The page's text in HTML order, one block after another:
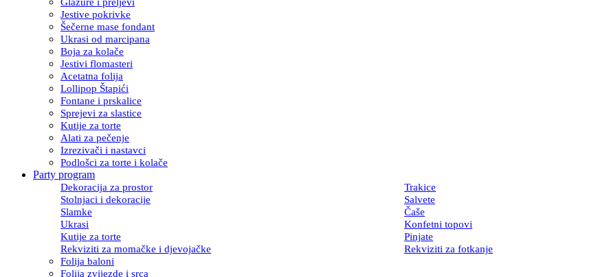
Jestive pokrivke
Šečerne mase fondant
Ukrasi od marcipana
Boja za kolače
Jestivi flomasteri
Acetatna folija
Lollipop Štapići
Fontane i prskalice
Sprejevi za slastice
Kutije za torte
Alati za pečenje
Izrezivači i nastavci
Podlošci za torte i kolače
Party program
Dekoracija za prostor
Trakice
Stolnjaci i dekoracije
Salvete
Slamke
Čaše
Ukrasi
Konfetni topovi
Kutije za torte
Pinjate
Rekviziti za momačke i djevojačke
Rekviziti za fotkanje
Folija baloni
Folija zvijezde i srca